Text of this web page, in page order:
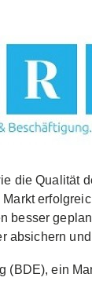
die Qualität
besser
absichern
(BDE), ein